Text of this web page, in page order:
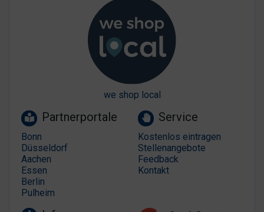
we shop local
Partnerportale
Bonn
Düsseldorf
Aachen
Essen
Berlin
Pulheim
Service
Kostenlos eintragen
Stellenangebote
Feedback
Kontakt